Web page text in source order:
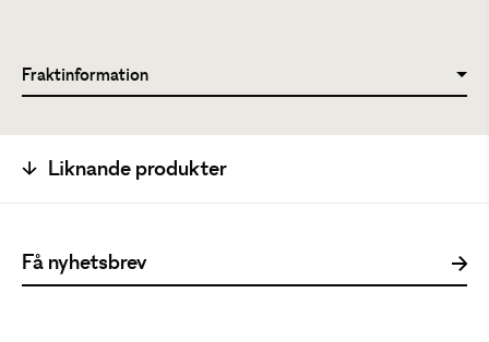
Fraktinformation
Liknande produkter